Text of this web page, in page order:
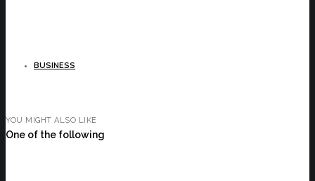
BUSINESS
YOU MIGHT ALSO LIKE
One of the following